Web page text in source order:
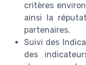
critères
ainsi la
partenaires.
Suivi des
des